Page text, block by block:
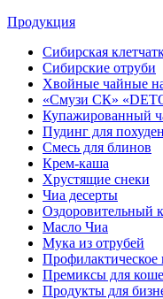
Продукция
Сибирская
Сибирские отруби
Хвойные чайные
«Смузи СК»
Купажированный
Пудинг для
Смесь для блинов
Крем-каша
Хрустящие снеки
Чиа десерты
Оздоровительный
Масло Чиа
Мука из отрубей
Профилактическое
Премиксы для
Продукты для